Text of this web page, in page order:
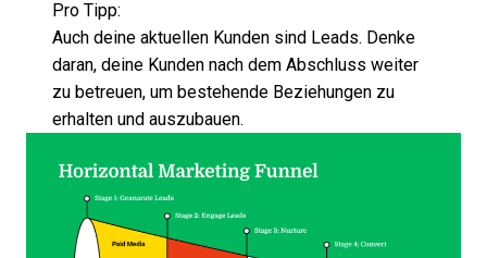
Pro Tipp:
Auch deine aktuellen Kunden sind Leads. Denke
daran, deine Kunden nach dem Abschluss weiter
zu betreuen, um bestehende Beziehungen zu
erhalten und auszubauen.